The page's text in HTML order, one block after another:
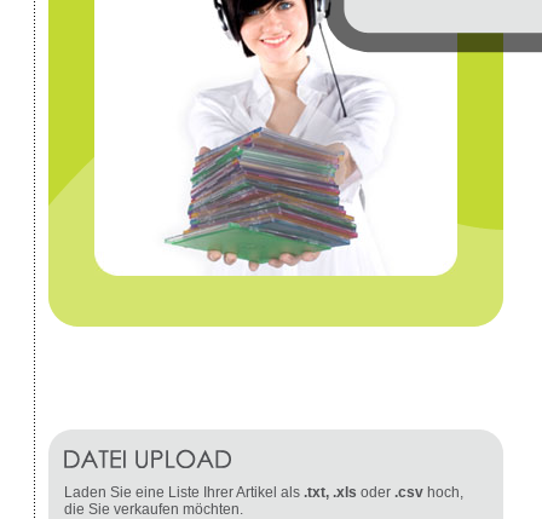
Laden Sie eine Liste Ihrer Artikel als .txt, .xls oder .csv hoch,
die Sie verkaufen möchten.